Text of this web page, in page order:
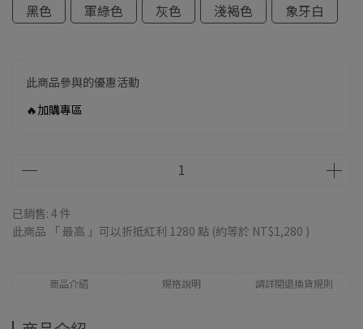
黑色
軍綠色 灰色 淺褐色 象牙白
此商品參與的優惠活動
🔥加購專區
已銷售: 4 件
此商品 「 最高 」可以折抵紅利 1280 點 (約等於 NT$1,280 )
商品介紹 規格說明 請詳閱退換貨規則